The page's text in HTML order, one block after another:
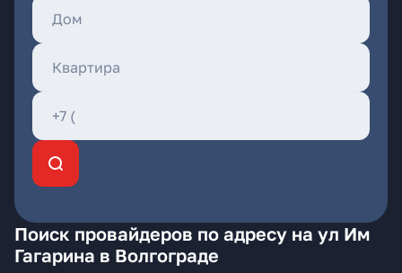
Поиск провайдеров по адресу на ул Им
Гагарина в Волгограде